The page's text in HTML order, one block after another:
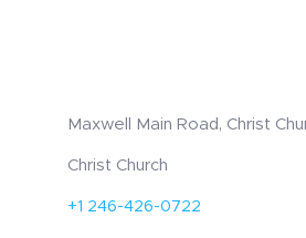
Maxwell Main Road, Christ
Christ Church
+1 246-426-0722